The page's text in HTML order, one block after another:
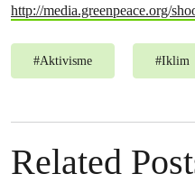
http://media.greenpeace.org/
#Aktivisme #Iklim
Related